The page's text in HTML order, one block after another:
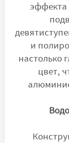
эффекта
и
настолько
цвет,